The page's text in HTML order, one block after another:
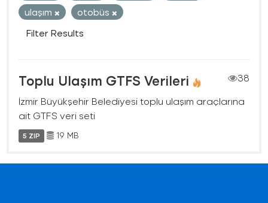
ulaşım
otobüs
Filter Results
Toplu Ulaşım GTFS Verileri
38
İzmir Büyükşehir Belediyesi toplu ulaşım araçlarına
ait GTFS veri seti
5 ZIP 19 MB